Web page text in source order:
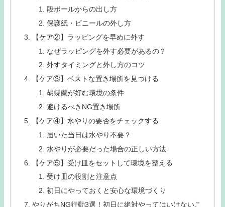
段ボールからの出し方
保護紙・ビニールの外し方
【ケア②】ラッピングを早めに外す
なぜラッピングを外す必要があるの？
外すタイミングと外し方のコツ
【ケア③】ベストな置き場所を見つける
胡蝶蘭が好む環境の条件
避けるべきNG置き場所
【ケア④】水やりの要否をチェックする
届いた当日は水やり不要？
水やりが必要だった場合の正しい方法
【ケア⑤】受け皿をセットして環境を整える
受け皿の役割と注意点
初日にやっておくと安心な環境づくり
やりがちNG行動3選！初日に絶対やってはいけないこ